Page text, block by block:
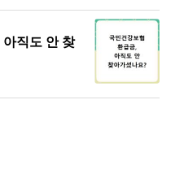
직도 안 찾